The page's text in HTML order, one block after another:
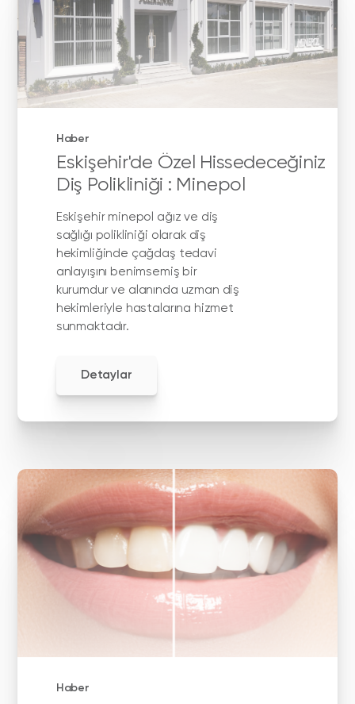
Haber
Eskişehir'de Özel Hissedeceğiniz
Diş Polikliniği : Minepol
Eskişehir minepol ağız ve diş
sağlığı polikliniği olarak diş
hekimliğinde çağdaş tedavi
anlayışını benimsemiş bir
kurumdur ve alanında uzman diş
hekimleriyle hastalarına hizmet
sunmaktadır.
Detaylar
Haber